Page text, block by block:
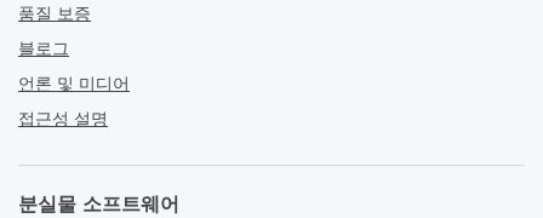
품질 보증
블로그
언론 및 미디어
접근성 설명
분실물 소프트웨어